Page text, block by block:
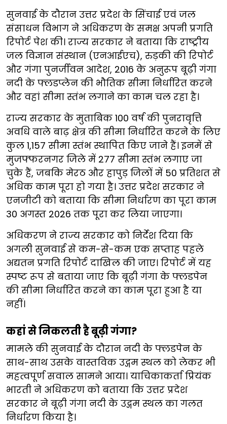
सुनवाई के दौरान उत्तर प्रदेश के सिंचाई एवं जल
संसाधन विभाग ने अधिकरण के समक्ष अपनी प्रगति
रिपोर्ट पेश की। राज्य सरकार ने बताया कि राष्ट्रीय
जल विज्ञान संस्थान (एनआईएच), रुड़की की रिपोर्ट
और गंगा पुनर्जीवन आदेश, 2016 के अनुरूप बूढ़ी गंगा
नदी के फ्लडप्लेन की भौतिक सीमा निर्धारित करने
और वहां सीमा स्तंभ लगाने का काम चल रहा है।
राज्य सरकार के मुताबिक 100 वर्ष की पुनरावृत्ति
अवधि वाले बाढ़ क्षेत्र की सीमा निर्धारित करने के लिए
कुल 1,157 सीमा स्तंभ स्थापित किए जाने हैं। इनमें से
मुजफ्फरनगर जिले में 277 सीमा स्तंभ लगाए जा
चुके हैं, जबकि मेरठ और हापुड़ जिलों में 50 प्रतिशत से
अधिक काम पूरा हो गया है। उत्तर प्रदेश सरकार ने
एनजीटी को बताया कि सीमा निर्धारण का पूरा काम
30 अगस्त 2026 तक पूरा कर लिया जाएगा।
अधिकरण ने राज्य सरकार को निर्देश दिया कि
अगली सुनवाई से कम-से-कम एक सप्ताह पहले
अद्यतन प्रगति रिपोर्ट दाखिल की जाए। रिपोर्ट में यह
स्पष्ट रूप से बताया जाए कि बूढ़ी गंगा के फ्लडपेन
की सीमा निर्धारित करने का काम पूरा हुआ है या
नहीं।
कहां से निकलती है बूढ़ी गंगा?
मामले की सुनवाई के दौरान नदी के फ्लडपेन के
साथ-साथ उसके वास्तविक उद्गम स्थल को लेकर भी
महत्वपूर्ण सवाल सामने आया। याचिकाकर्ता प्रियंक
भारती ने अधिकरण को बताया कि उत्तर प्रदेश
सरकार ने बूढ़ी गंगा नदी के उद्गम स्थल का गलत
निर्धारण किया है।